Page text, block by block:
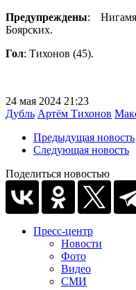
Предупреждены:
Боярских.
Гол: Тихонов (45).
24 мая 2024 21:23
Дубль Артём Тихонов
Предыдущая новость
Следующая новость
Поделиться новостью
Пресс-центр
Новости
Фото
Видео
СМИ